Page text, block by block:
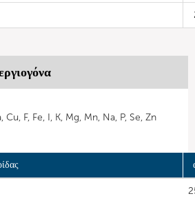
Cu, F, Fe, I, K, Mg, Mn, Na, P, Se, Zn